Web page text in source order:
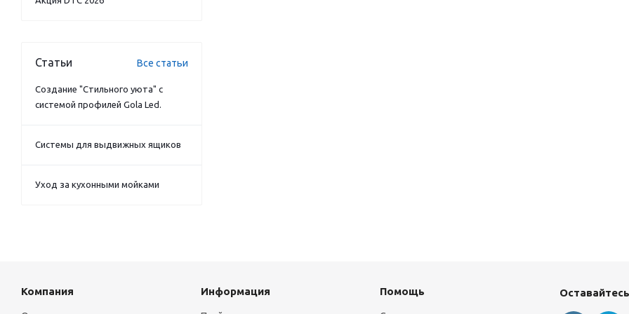
Статьи Все статьи
Создание "Стильного уюта" с
системой профилей Gola Led.
Системы для выдвижных ящиков
Уход за кухонными мойками
Компания Информация Помощь